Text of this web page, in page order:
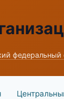
федеральный